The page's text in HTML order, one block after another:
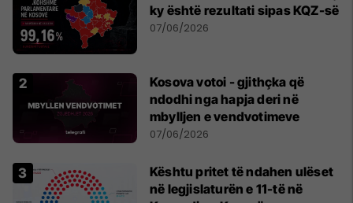
ky është rezultati sipas KQZ-së
07/06/2026
Kosova votoi - gjithçka që
ndodhi nga hapja deri në
mbylljen e vendvotimeve
07/06/2026
Kështu pritet të ndahen ulëset
në legjislaturën e 11-të në